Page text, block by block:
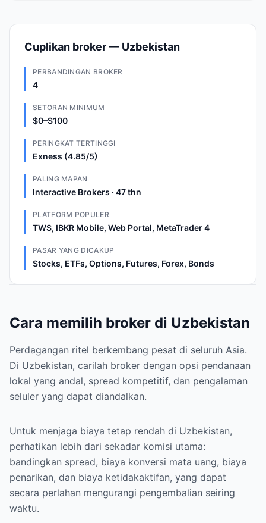
Cuplikan broker — Uzbekistan
PERBANDINGAN BROKER
4
SETORAN MINIMUM
$0–$100
PERINGKAT TERTINGGI
Exness (4.85/5)
PALING MAPAN
Interactive Brokers · 47 thn
PLATFORM POPULER
TWS, IBKR Mobile, Web Portal, MetaTrader 4
PASAR YANG DICAKUP
Stocks, ETFs, Options, Futures, Forex, Bonds
Cara memilih broker di Uzbekistan
Perdagangan ritel berkembang pesat di seluruh Asia.
Di Uzbekistan, carilah broker dengan opsi pendanaan
lokal yang andal, spread kompetitif, dan pengalaman
seluler yang dapat diandalkan.
Untuk menjaga biaya tetap rendah di Uzbekistan,
perhatikan lebih dari sekadar komisi utama:
bandingkan spread, biaya konversi mata uang, biaya
penarikan, dan biaya ketidakaktifan, yang dapat
secara perlahan mengurangi pengembalian seiring
waktu.